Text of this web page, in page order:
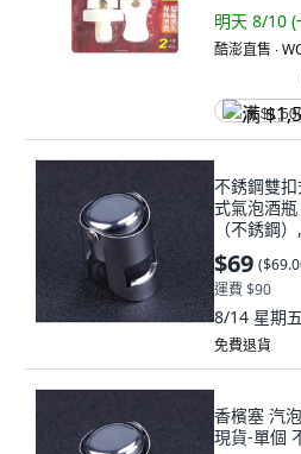
明天 8/10 (
酷澎直售 ∙
满
不銹鋼雙
式氣泡酒
（不銹鋼
$69 (
運費 $90
8/14 星期五
免費退貨
香檳塞 汽
現貨-單個